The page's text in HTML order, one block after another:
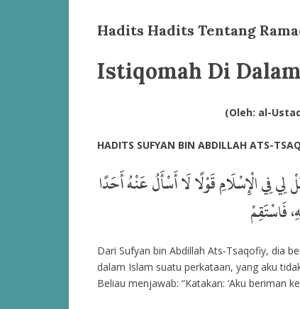
Hadits Hadits Tentang
Istiqomah Di
(Oleh: al-
HADITS SUFYAN BIN ABDILLAH ATS-
فِي الْإِسْلَامِ قَوْلًا لَا أَسْأَلُ عَنْهُ أَحَدًا
Dari Sufyan bin Abdillah Ats-Tsaqofiy, dia
dalam Islam suatu perkataan, yang aku
Beliau menjawab: “Katakan: ‘Aku beriman